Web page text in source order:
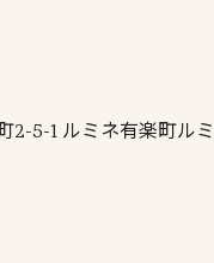
2-5-1 ルミネ有楽町ル